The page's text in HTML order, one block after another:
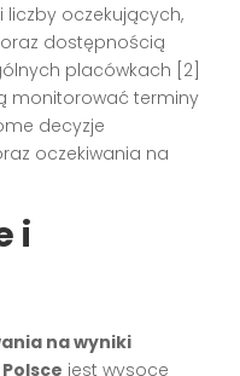
oczekujących,
dostępnością
placówkach [2]
monitorować terminy
decyzje
oczekiwania na
i
na wyniki
jest wysoce